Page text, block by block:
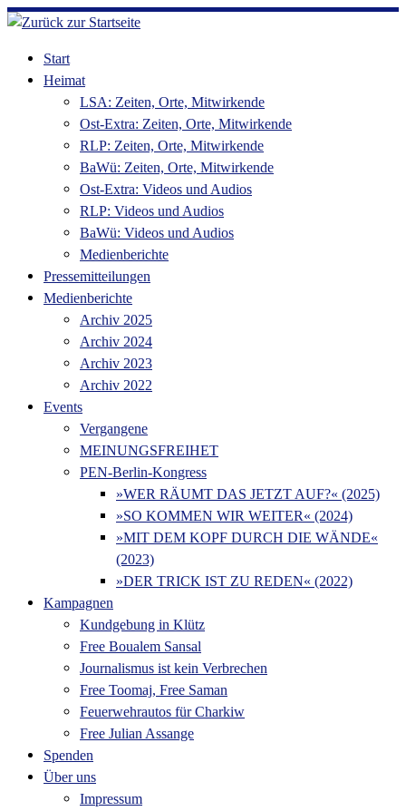
Zum
springenStart
Heimat
LSA: Zeiten, Orte, Mitwirkende
Ost-Extra: Zeiten, Orte, Mitwirkende
RLP: Zeiten, Orte, Mitwirkende
BaWü: Zeiten, Orte, Mitwirkende
Ost-Extra: Videos und Audios
RLP: Videos und Audios
BaWü: Videos und Audios
Medienberichte
Pressemitteilungen
Medienberichte
Archiv 2025
Archiv 2024
Archiv 2023
Archiv 2022
Events
Vergangene
MEINUNGSFREIHET
PEN-Berlin-Kongress
»WER RÄUMT DAS JETZT AUF?« (2025)
»SO KOMMEN WIR WEITER« (2024)
»MIT DEM KOPF DURCH DIE WÄNDE«
(2023)
»DER TRICK IST ZU REDEN« (2022)
Kampagnen
Kundgebung in Klütz
Free Boualem Sansal
Journalismus ist kein Verbrechen
Free Toomaj, Free Saman
Feuerwehrautos für Charkiw
Free Julian Assange
Spenden
Über uns
Impressum